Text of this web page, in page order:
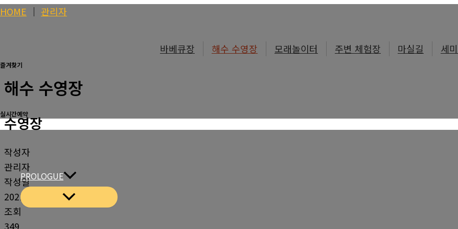
콘
건
너
기
HOME │ 관리자
즐겨찾기
실시간예약
PROLOGUE
바베큐장 해수 수영장 모래놀이터 주변 체험장 마실길 세
해수 수영장
수영장
작성자
관리자
작성일
2021-06-23 14:41
조회
349